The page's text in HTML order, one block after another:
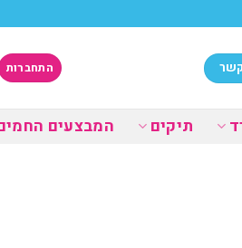
התחברות
תיקים המבצעים